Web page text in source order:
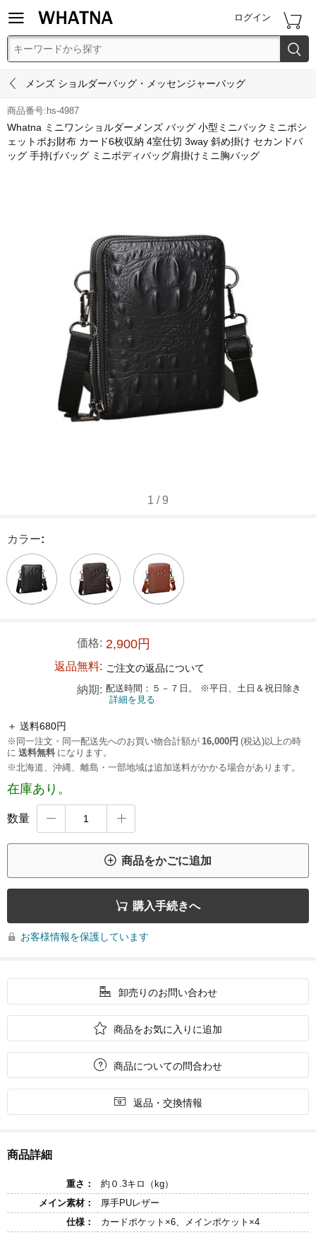
 ログイン 

 メンズ ショルダーバッグ・メッセンジャーバッグ
商品番号:hs-4987
Whatna ミニワンショルダーメンズ バッグ 小型ミニバックミニポシ
ェットポお財布 カード6枚収納 4室仕切 3way 斜め掛け セカンドバ
ッグ 手持げバッグ ミニボディバッグ肩掛けミニ胸バッグ
1 /9
カラー:
価格: 2,900円
返品無料: ご注文の返品について
納期: 配送時間：５－７日。 ※平日、土日＆祝日除き
詳細を見る
＋ 送料680円
※同一注文・同一配送先へのお買い物合計額が 16,000円 (税込)以上の時
に 送料無料 になります。
※北海道、沖縄、離島・一部地域は追加送料がかかる場合があります。
在庫あり。
数量  
 商品をかごに追加
 購入手続きへ
 お客様情報を保護しています
 卸売りのお問い合わせ
 商品をお気に入りに追加
 商品についての問合わせ
 返品・交換情報
商品詳細
重さ：
約０.3キロ（kg）
メイン素材：
厚手PUレザー
仕様：
カードポケット×6、メインポケット×4